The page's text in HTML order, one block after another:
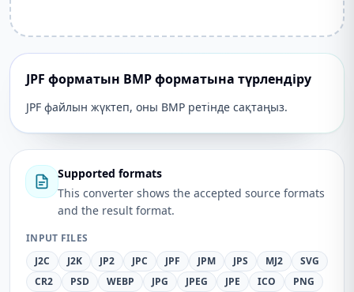
JPF форматын BMP форматына түрлендіру
JPF файлын жүктеп, оны BMP ретінде сақтаңыз.
Supported formats
This converter shows the accepted source formats
and the result format.
INPUT FILES
J2C
J2K JP2 JPC JPF JPM JPS MJ2
SVG
CR2
PSD WEBP JPG JPEG JPE ICO
PNG